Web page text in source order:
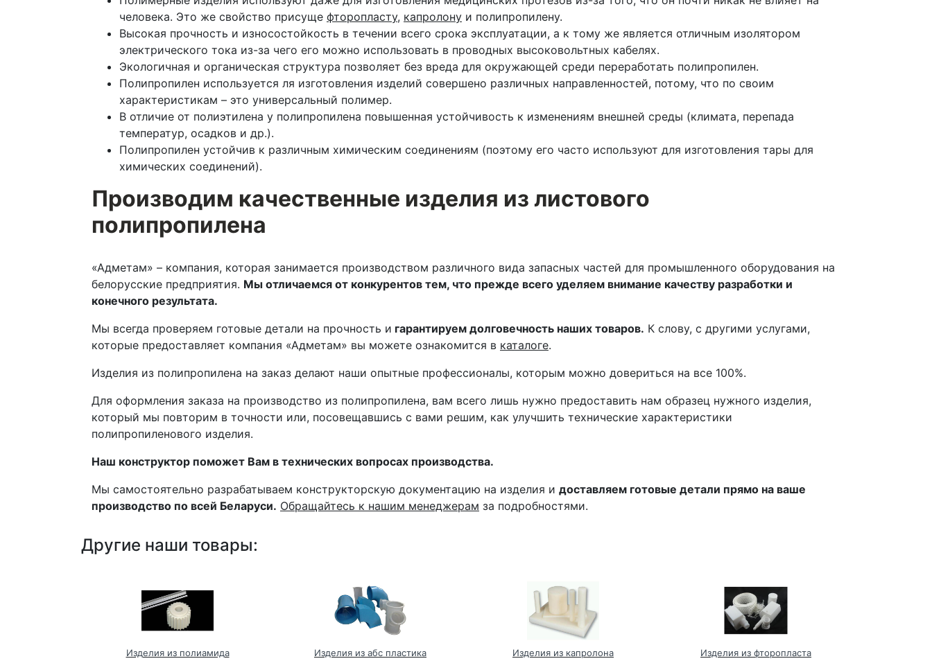
человека. Это же свойство присуще фторопласту, капролону и полипропилену.
Высокая прочность и износостойкость в течении всего срока эксплуатации, а к тому же является отличным изолятором
электрического тока из-за чего его можно использовать в проводных высоковольтных кабелях.
Экологичная и органическая структура позволяет без вреда для окружающей среди переработать полипропилен.
Полипропилен используется ля изготовления изделий совершено различных направленностей, потому, что по своим
характеристикам – это универсальный полимер.
В отличие от полиэтилена у полипропилена повышенная устойчивость к изменениям внешней среды (климата, перепада
температур, осадков и др.).
Полипропилен устойчив к различным химическим соединениям (поэтому его часто используют для изготовления тары для
химических соединений).
Производим качественные изделия из листового
полипропилена
«Адметам» – компания, которая занимается производством различного вида запасных частей для промышленного оборудования на
белорусские предприятия. Мы отличаемся от конкурентов тем, что прежде всего уделяем внимание качеству разработки и
конечного результата.
Мы всегда проверяем готовые детали на прочность и гарантируем долговечность наших товаров. К слову, с другими услугами,
которые предоставляет компания «Адметам» вы можете ознакомится в каталоге.
Изделия из полипропилена на заказ делают наши опытные профессионалы, которым можно довериться на все 100%.
Для оформления заказа на производство из полипропилена, вам всего лишь нужно предоставить нам образец нужного изделия,
который мы повторим в точности или, посовещавшись с вами решим, как улучшить технические характеристики
полипропиленового изделия.
Наш конструктор поможет Вам в технических вопросах производства.
Мы самостоятельно разрабатываем конструкторскую документацию на изделия и доставляем готовые детали прямо на ваше
производство по всей Беларуси. Обращайтесь к нашим менеджерам за подробностями.
Другие наши товары:
Изделия из полиамида Изделия из абс пластика Изделия из капролона Изделия из фторопласта